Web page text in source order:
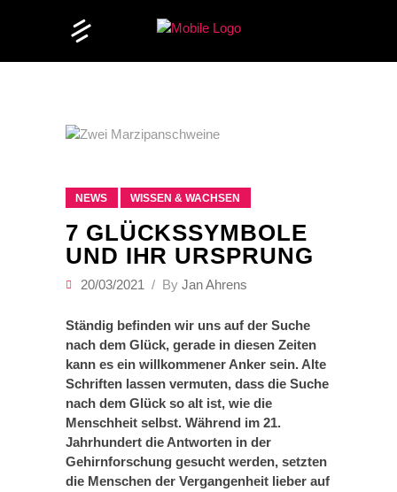
NEWS WISSEN & WACHSEN
7 GLÜCKSSYMBOLE
UND IHR URSPRUNG
20/03/2021 By Jan Ahrens
Ständig befinden wir uns auf der Suche
nach dem Glück, gerade in diesen Zeiten
kann es ein willkommener Anker sein. Alte
Schriften lassen vermuten, dass die Suche
nach dem Glück so alt ist, wie die
Menschheit selbst. Während im 21.
Jahrhundert die Antworten in der
Gehirnforschung gesucht werden, setzten
die Menschen der Vergangenheit lieber auf